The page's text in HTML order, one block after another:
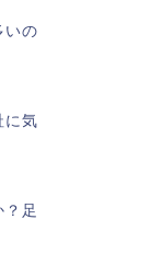
いの
に気
足